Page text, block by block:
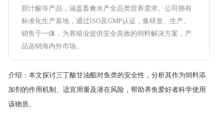
胆汁酸等产品，涵盖畜禽水产全品类营养需求。公司拥有
标准化生产基地，通过ISO及GMP认证，集研发、生产、
销售于一体，为养殖业提供安全高效的饲料解决方案，产
品远销海内外市场。
介绍： 本文探讨三丁酸甘油酯对鱼类的安全性，分析其作为饲料添
加剂的作用机制、适宜用量及潜在风险，帮助养鱼爱好者科学使用
该物质。